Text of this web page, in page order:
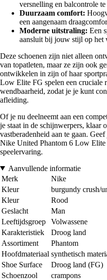
versnelling en balcontrole
Duurzaam comfort:
een aangenaam
Moderne uitstraling: Een
aansluit bij jouw stijl op het
Deze schoenen zijn niet alleen
van topatleten, maar ze zijn ook
ontwikkelen in zijn of haar
Low Elite FG spelen een cruciale
wendbaarheid, zodat je je kunt
afleiding.
Of je nu deelneemt aan een
je staat in de schijnwerpers, klaar
vastberadenheid aan te gaan.
Nike United Phantom 6 Low Elite
speelervaring.
Aanvullende informatie
Merk
Nike
Kleur
burgundy crush/
Kleur
Rood
Geslacht
Man
Leeftijdsgroep
Volwassene
Karakteristiek
Droog land
Assortiment
Phantom
Hoofdmateriaal synthetisch
Shoe Surface
Droog land (FG)
Schoenzool
crampons